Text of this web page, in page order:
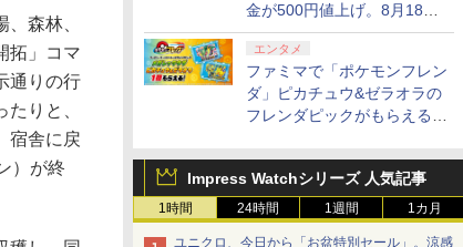
金が500円値上げ。8月18日
より1,500円から受付
エンタメ
ファミマで「ポケモンフレン
ダ」ピカチュウ&ゼラオラの
フレンダピックがもらえるキ
Impress Watchシリーズ 人気記事
1時間 24時間 1週間 1カ月
ユニクロ、今日から「お盆特別セール」。涼感
森林、
拓」コマ
通りの行
りと、
宿舎に戻
）が終